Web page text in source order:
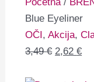
Blue Eyeliner
OČI ,Akcija,
3,49€ 2,62€